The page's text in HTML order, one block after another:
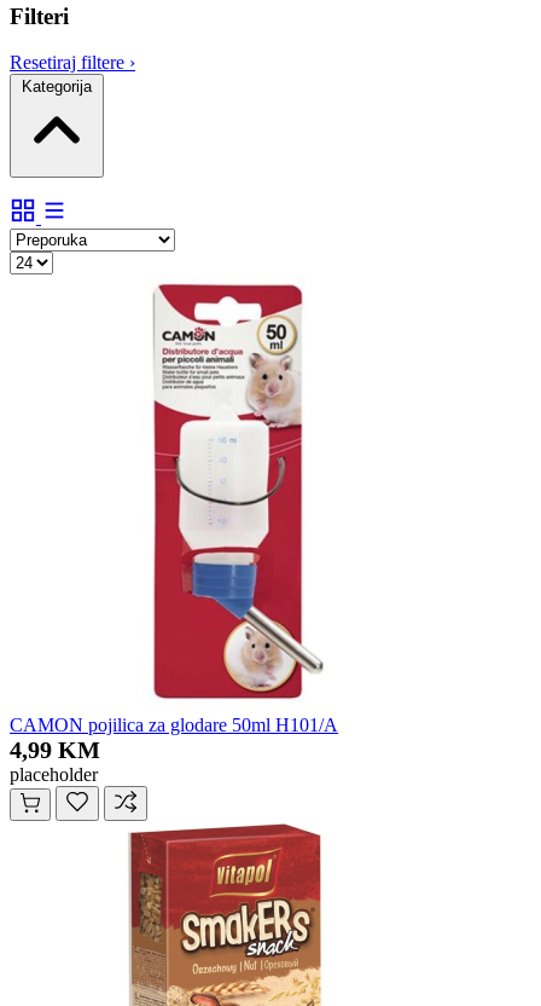
Filteri
Resetiraj filtere ›
Kategorija
CAMON pojilica za glodare 50ml H101/A
4,99 KM
placeholder